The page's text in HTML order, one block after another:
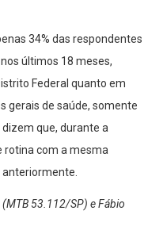
34% das respondentes
últimos 18 meses,
Federal quanto em
gerais de saúde, somente
dizem que, durante a
rotina com a mesma
53.112/SP) e Fábio